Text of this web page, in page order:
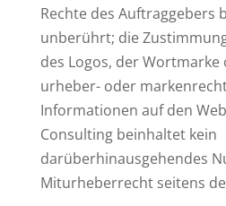
Rechte des Auftraggebers
unberührt; die
des Logos, der
urheber- oder
Informationen auf den
Consulting beinhaltet kein
darüberhinausgehendes
Miturheberrecht seitens